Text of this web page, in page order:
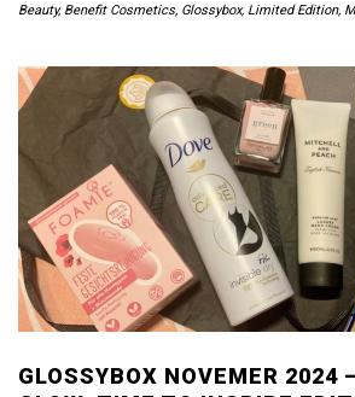
Beauty, Benefit Cosmetics, Glossybox, Limited Edition,
GLOSSYBOX NOVEMER 2024